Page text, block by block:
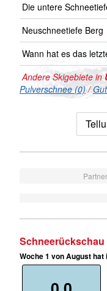
Die untere
Neuschneetiefe Berg
Wann hat es das
Andere Skigebiete in
Pulverschnee (0)/
Schneerückschau
Woche 1 von August